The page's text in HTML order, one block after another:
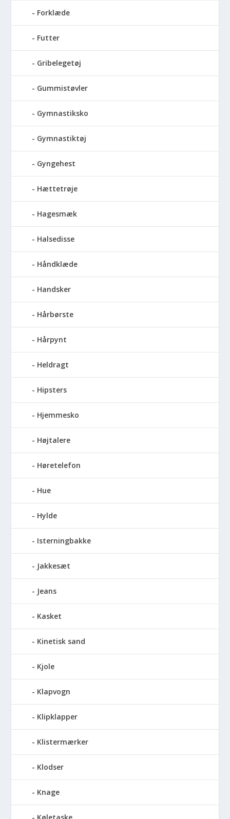
Forklæde
Futter
Gribelegetøj
Gummistøvler
Gymnastiksko
Gymnastiktøj
Gyngehest
Hættetrøje
Hagesmæk
Halsedisse
Håndklæde
Handsker
Hårbørste
Hårpynt
Heldragt
Hipsters
Hjemmesko
Højtalere
Høretelefon
Hue
Hylde
Isterningbakke
Jakkesæt
Jeans
Kasket
Kinetisk sand
Kjole
Klapvogn
Klipklapper
Klistermærker
Klodser
Knage
Køletaske